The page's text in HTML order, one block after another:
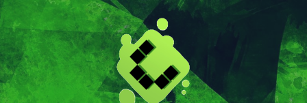
Saltar
al
contenido